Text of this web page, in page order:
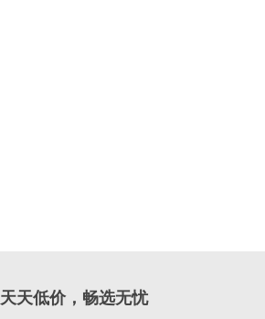
天天低价，畅选无忧